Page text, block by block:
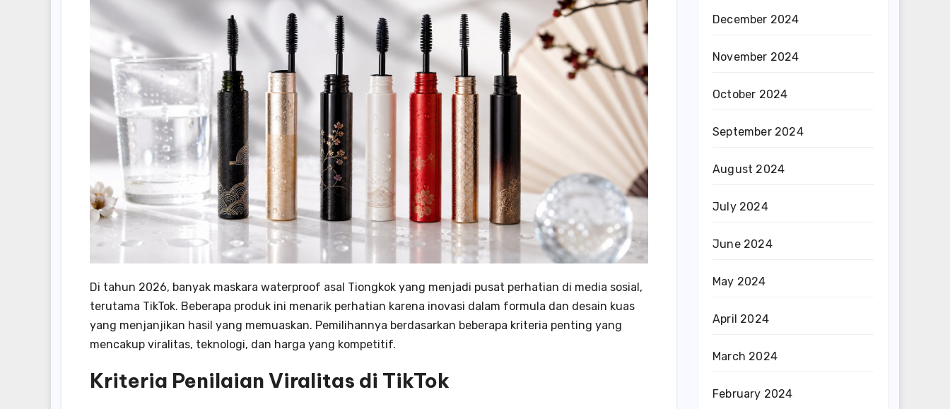
Di tahun 2026, banyak maskara waterproof asal Tiongkok yang menjadi pusat perhatian di media sosial,
terutama TikTok. Beberapa produk ini menarik perhatian karena inovasi dalam formula dan desain kuas
yang menjanjikan hasil yang memuaskan. Pemilihannya berdasarkan beberapa kriteria penting yang
mencakup viralitas, teknologi, dan harga yang kompetitif.
Kriteria Penilaian Viralitas di TikTok
December 2024
November 2024
October 2024
September 2024
August 2024
July 2024
June 2024
May 2024
April 2024
March 2024
February 2024